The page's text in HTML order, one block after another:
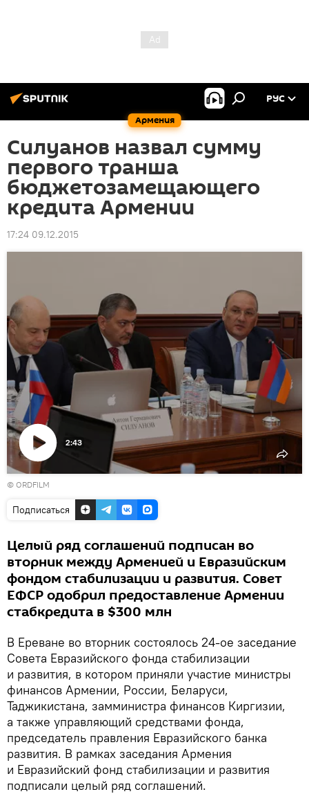
Армения
РУС
Силуанов назвал сумму
первого транша
бюджетозамещающего
кредита Армении
17:24 09.12.2015
Воспроизвести
видео
2:43
© ORDFILM
Подписаться
Целый ряд соглашений подписан во
вторник между Арменией и Евразийским
фондом стабилизации и развития. Совет
ЕФСР одобрил предоставление Армении
стабкредита в $300 млн
В Ереване во вторник состоялось 24-ое заседание
Совета Евразийского фонда стабилизации
и развития, в котором приняли участие министры
финансов Армении, России, Беларуси,
Таджикистана, замминистра финансов Киргизии,
а также управляющий средствами фонда,
председатель правления Евразийского банка
развития. В рамках заседания Армения
и Евразийский фонд стабилизации и развития
подписали целый ряд соглашений.